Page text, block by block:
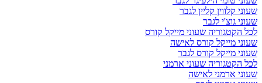
שעוני קלווין קליין לגבר
שעוני גוצ'י לגבר
לכל הקטגוריה שעוני מייקל קורס
שעוני מייקל קורס לאישה
שעוני מייקל קורס לגבר
לכל הקטגוריה שעוני ארמני
שעוני ארמני לאישה